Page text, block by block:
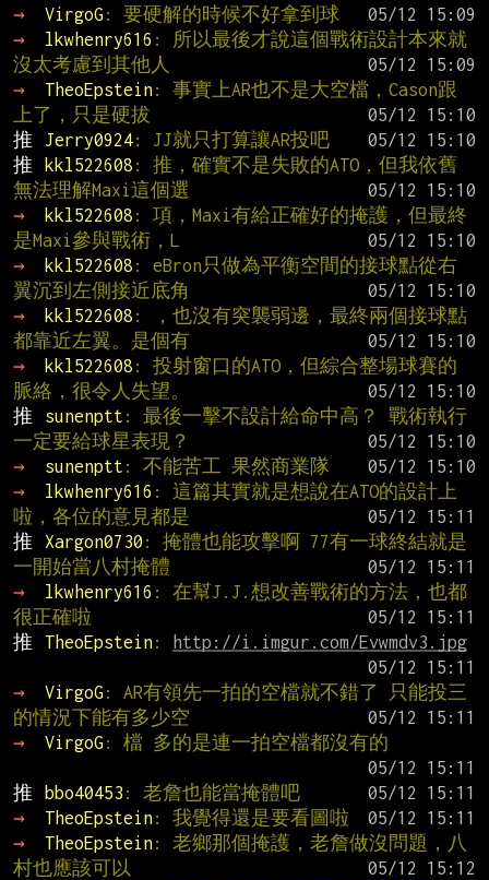
→ VirgoG: 要硬解的時候不好拿到球
→
lkwhenry616 : 所以最後才說這個戰術設計本來就
沒太考慮到其他人
→
TheoEpstein: 事實上AR也不是大空檔，Cason跟
上了，只是硬拔
推
Jerry0924: JJ就只打算讓AR投吧
推
kkl522608 : 推，確實不是失敗的ATO，但我依舊
無法理解Maxi這個選
→
kkl522608 : 項，Maxi有給正確好的掩護，但最終
是Maxi參與戰術，L
→
kkl522608 : eBron只做為平衡空間的接球點從右
翼沉到左側接近底角
→
kkl522608 : ，也沒有突襲弱邊，最終兩個接球點
都靠近左翼。是個有
→
kkl522608 : 投射窗口的ATO，但綜合整場球賽的
脈絡，很令人失望。
推
sunenptt : 最後一擊不設計給命中高？ 戰術執行
一定要給球星表現？
→
sunenptt : 不能苦工 果然商業隊
→
lkwhenry616 : 這篇其實就是想說在ATO的設計上
啦，各位的意見都是
推
Xargon0730 : 掩體也能攻擊啊 77有一球終結就是
一開始當八村掩體
→
lkwhenry616 : 在幫J.J.想改善戰術的方法，也都
很正確啦
推
TheoEpstein:
http://i.imgur.com/Evwmdv3.jpg
→
VirgoG: AR有領先一拍的空檔就不錯了 只能投三
的情況下能有多少空
→
VirgoG: 檔 多的是連一拍空檔都沒有的
推
bbo40453 : 老詹也能當掩體吧
→
TheoEpstein: 我覺得還是要看圖啦
→
TheoEpstein: 老鄉那個掩護，老詹做沒問題，八
村也應該可以